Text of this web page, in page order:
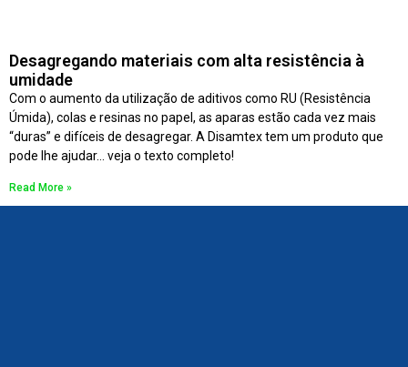
Desagregando materiais com alta resistência à
umidade
Com o aumento da utilização de aditivos como RU (Resistência
Úmida), colas e resinas no papel, as aparas estão cada vez mais
“duras” e difíceis de desagregar. A Disamtex tem um produto que
pode lhe ajudar… veja o texto completo!
Read More »